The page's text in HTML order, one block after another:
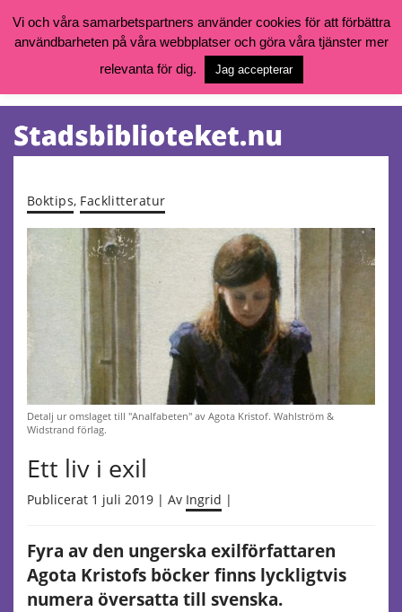
Vill du söka böcker, logga in på ditt bibliotekskonto eller nå övriga
goteborg.se/bibliotek
Öppettider, katalog och kontakt
Tjänster
Boktips, Facklitteratur
Detalj ur omslaget till "Analfabeten" av Agota Kristof. Wahlström &
Widstrand förlag.
Ett liv i exil
Publicerat 1 juli 2019 | Av Ingrid |
Fyra av den ungerska exilförfattaren
Agota Kristofs böcker finns lyckligtvis
numera översatta till svenska.
Vi och våra samarbetspartners använder cookies för att förbättra
användbarheten på våra webbplatser och göra våra tjänster mer
relevanta för dig.
Jag accepterar